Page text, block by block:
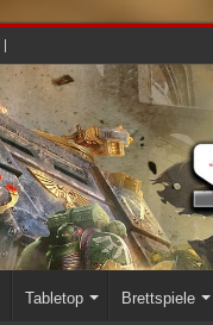
Tabletop Brettspiele